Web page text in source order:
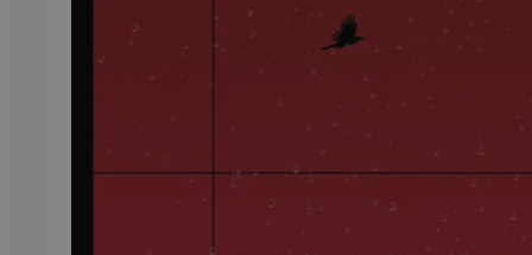
Våre
utvalgte